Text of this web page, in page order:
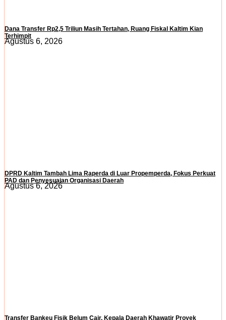
Dana Transfer Rp2,5 Triliun Masih Tertahan, Ruang Fiskal Kaltim Kian
Terhimpit
Agustus 6, 2026
DPRD Kaltim Tambah Lima Raperda di Luar Propemperda, Fokus Perkuat
PAD dan Penyesuaian Organisasi Daerah
Agustus 6, 2026
Transfer Bankeu Fisik Belum Cair, Kepala Daerah Khawatir Proyek